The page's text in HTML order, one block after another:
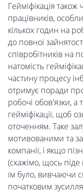
Гейміфікація
працівників,
кількох годин на
до повної
співробітників на
натомість
частину процесу
отримує поради
робочі обов'язки,
гейміфікації, щоб
оточенням. Таке
мотивованими та
компанії, і якщо
(скажімо, щось
їм було, вивчаючи
початковим